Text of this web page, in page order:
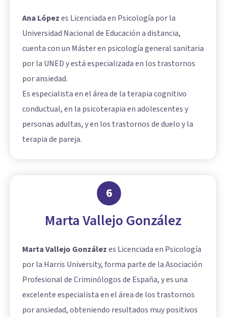
Ana Lópezes Licenciada en Psicología por la
Universidad Nacional de Educación a distancia,
cuenta con un Máster en psicología general sanitaria
por la UNED y está especializada en los trastornos
por ansiedad.
Es especialista en el área de la terapia cognitivo
conductual, en la psicoterapia en adolescentes y
personas adultas, y en los trastornos de duelo y la
terapia de pareja.
6
Marta Vallejo González
Marta Vallejo Gonzálezes Licenciada en Psicología
por la Harris University, forma parte de la Asociación
Profesional de Criminólogos de España, y es una
excelente especialista en el área de los trastornos
por ansiedad, obteniendo resultados muy positivos